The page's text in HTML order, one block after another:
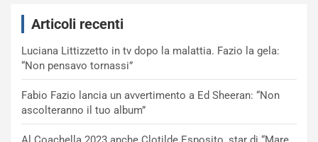
Articoli recenti
Luciana Littizzetto in tv dopo la malattia. Fazio la gela:
“Non pensavo tornassi”
Fabio Fazio lancia un avvertimento a Ed Sheeran: “Non
ascolteranno il tuo album”